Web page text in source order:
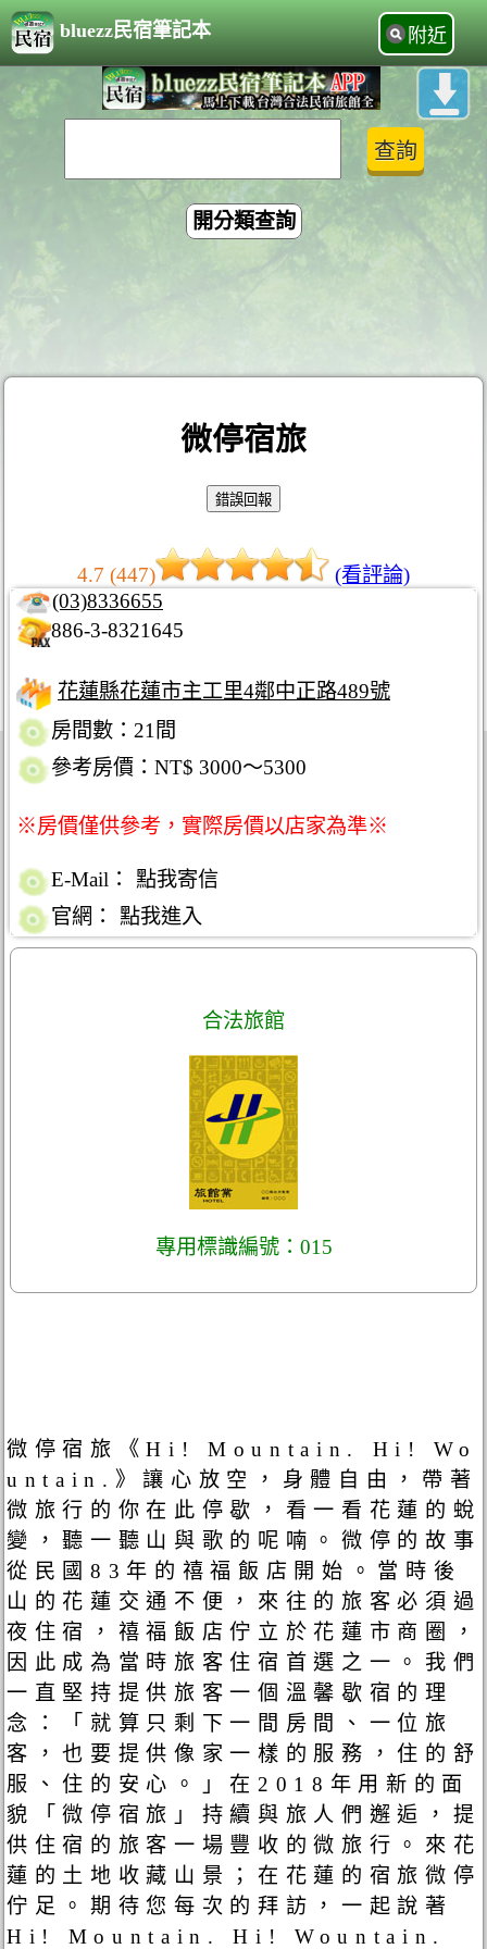
bluezz民宿筆記本 附近
開分類查詢
微停宿旅
4.7 (447)
(看評論)
(03)8336655
886-3-8321645
花蓮縣花蓮市主工里4鄰中正路489號
房間數：21間
參考房價：NT$ 3000～5300
※房價僅供參考，實際房價以店家為準※
E-Mail：
點我寄信
官網：
點我進入
合法旅館
專用標識編號：015
微停宿旅《Hi! Mountain. Hi! Wo
untain.》讓心放空，身體自由，帶著
微旅行的你在此停歇，看一看花蓮的蛻
變，聽一聽山與歌的呢喃。微停的故事
從民國83年的禧福飯店開始。當時後
山的花蓮交通不便，來往的旅客必須過
夜住宿，禧福飯店佇立於花蓮市商圈，
因此成為當時旅客住宿首選之一。我們
一直堅持提供旅客一個溫馨歇宿的理
念：「就算只剩下一間房間、一位旅
客，也要提供像家一樣的服務，住的舒
服、住的安心。」在2018年用新的面
貌「微停宿旅」持續與旅人們邂逅，提
供住宿的旅客一場豐收的微旅行。來花
蓮的土地收藏山景；在花蓮的宿旅微停
佇足。期待您每次的拜訪，一起說著
Hi! Mountain. Hi! Wountain.